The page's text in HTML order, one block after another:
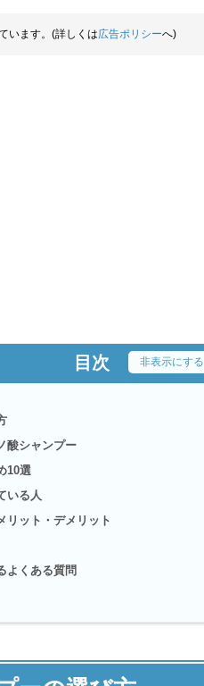
います。(詳しくは広告ポリシーへ)
目次 非表示にする
酸シャンプー
10選
いる人
リット・デメリット
よくある質問